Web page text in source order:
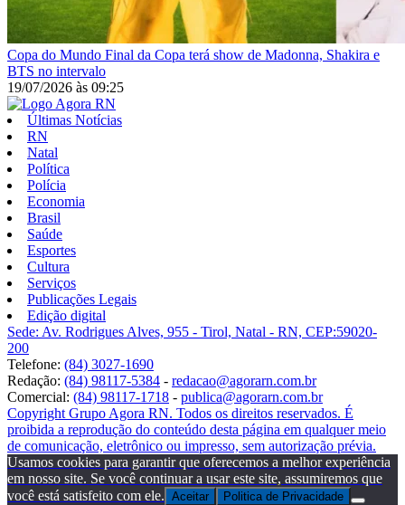
Copa do Mundo Final da Copa terá show de Madonna, Shakira e
BTS no intervalo
19/07/2026 às 09:25
Últimas Notícias
RN
Natal
Política
Polícia
Economia
Brasil
Saúde
Esportes
Cultura
Serviços
Publicações Legais
Edição digital
Sede: Av. Rodrigues Alves, 955 - Tirol, Natal - RN, CEP:59020-
200
Telefone: (84) 3027-1690
Redação: (84) 98117-5384 - redacao@agorarn.com.br
Comercial: (84) 98117-1718 - publica@agorarn.com.br
Copyright Grupo Agora RN. Todos os direitos reservados. É
proibida a reprodução do conteúdo desta página em qualquer meio
de comunicação, eletrônico ou impresso, sem autorização prévia.
Usamos cookies para garantir que oferecemos a melhor experiência
em nosso site. Se você continuar a usar este site, assumiremos que
você está satisfeito com ele. Aceitar Politica de Privacidade